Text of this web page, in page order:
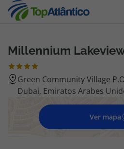
Destinos
Voos
Voos + Hotel
Millennium
Green Community Village
Dubai, Emiratos Arabes
Ver mapa